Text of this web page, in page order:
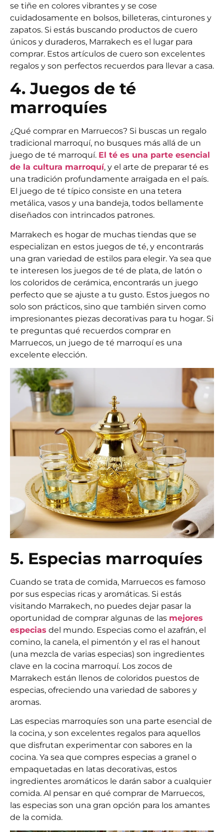
se tiñe en colores vibrantes y se cose
cuidadosamente en bolsos, billeteras, cinturones y
zapatos. Si estás buscando productos de cuero
únicos y duraderos, Marrakech es el lugar para
comprar. Estos artículos de cuero son excelentes
regalos y son perfectos recuerdos para llevar a casa.
4. Juegos de té
marroquíes
¿Qué comprar en Marruecos? Si buscas un regalo
tradicional marroquí, no busques más allá de un
juego de té marroquí. El té es una parte esencial
de la cultura marroquí, y el arte de preparar té es
una tradición profundamente arraigada en el país.
El juego de té típico consiste en una tetera
metálica, vasos y una bandeja, todos bellamente
diseñados con intrincados patrones.
Marrakech es hogar de muchas tiendas que se
especializan en estos juegos de té, y encontrarás
una gran variedad de estilos para elegir. Ya sea que
te interesen los juegos de té de plata, de latón o
los coloridos de cerámica, encontrarás un juego
perfecto que se ajuste a tu gusto. Estos juegos no
solo son prácticos, sino que también sirven como
impresionantes piezas decorativas para tu hogar. Si
te preguntas qué recuerdos comprar en
Marruecos, un juego de té marroquí es una
excelente elección.
5. Especias marroquíes
Cuando se trata de comida, Marruecos es famoso
por sus especias ricas y aromáticas. Si estás
visitando Marrakech, no puedes dejar pasar la
oportunidad de comprar algunas de las mejores
especias del mundo. Especias como el azafrán, el
comino, la canela, el pimentón y el ras el hanout
(una mezcla de varias especias) son ingredientes
clave en la cocina marroquí. Los zocos de
Marrakech están llenos de coloridos puestos de
especias, ofreciendo una variedad de sabores y
aromas.
Las especias marroquíes son una parte esencial de
la cocina, y son excelentes regalos para aquellos
que disfrutan experimentar con sabores en la
cocina. Ya sea que compres especias a granel o
empaquetadas en latas decorativas, estos
ingredientes aromáticos le darán sabor a cualquier
comida. Al pensar en qué comprar de Marruecos,
las especias son una gran opción para los amantes
de la comida.